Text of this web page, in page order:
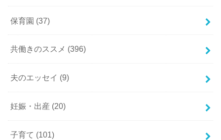
保育園 (37)
共働きのススメ (396)
夫のエッセイ (9)
妊娠・出産 (20)
子育て (101)